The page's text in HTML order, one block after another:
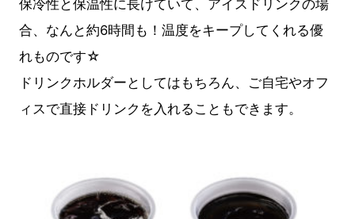
保冷性と保温性に長けていて、アイスドリンクの場
合、なんと約6時間も！温度をキープしてくれる優
れものです☆
ドリンクホルダーとしてはもちろん、ご自宅やオフ
ィスで直接ドリンクを入れることもできます。